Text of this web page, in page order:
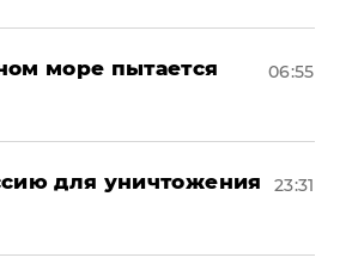
море пытается
06:55
для уничтожения
23:31